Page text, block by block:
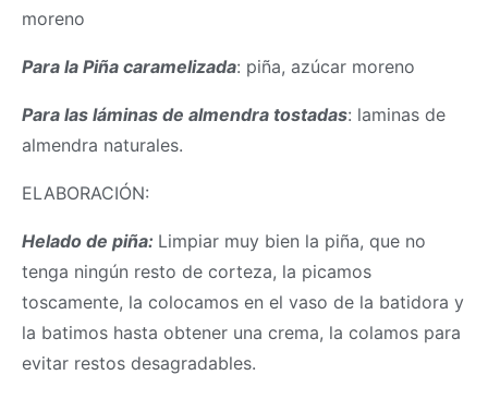
moreno
Para la Piña caramelizada: piña, azúcar moreno
Para las láminas de almendra tostadas: laminas de
almendra naturales.
ELABORACIÓN:
Helado de piña: Limpiar muy bien la piña, que no
tenga ningún resto de corteza, la picamos
toscamente, la colocamos en el vaso de la batidora y
la batimos hasta obtener una crema, la colamos para
evitar restos desagradables.